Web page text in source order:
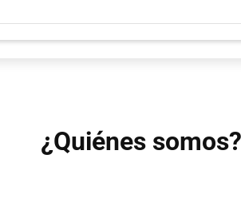
¿Quiénes somos?